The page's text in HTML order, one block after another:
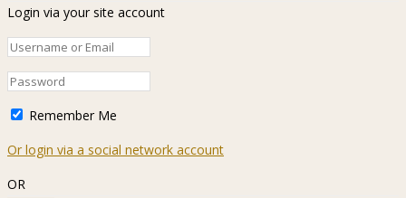
Login via your site account
Remember Me
Or login via a social network account
OR